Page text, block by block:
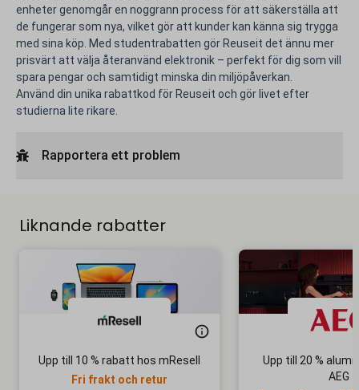
enheter genomgår en noggrann process för att säkerställa att
de fungerar som nya, vilket gör att kunder kan känna sig trygga
med sina köp. Med studentrabatten gör Reuseit det ännu mer
prisvärt att välja återanvänd elektronik – perfekt för dig som vill
spara pengar och samtidigt minska din miljöpåverkan.
Använd din unika rabattkod för Reuseit och gör livet efter
studierna lite rikare.
Rapportera ett problem
Liknande rabatter
Upp till 10 % rabatt hos mResell
Fri frakt och retur
Upp till 20 %
AEG